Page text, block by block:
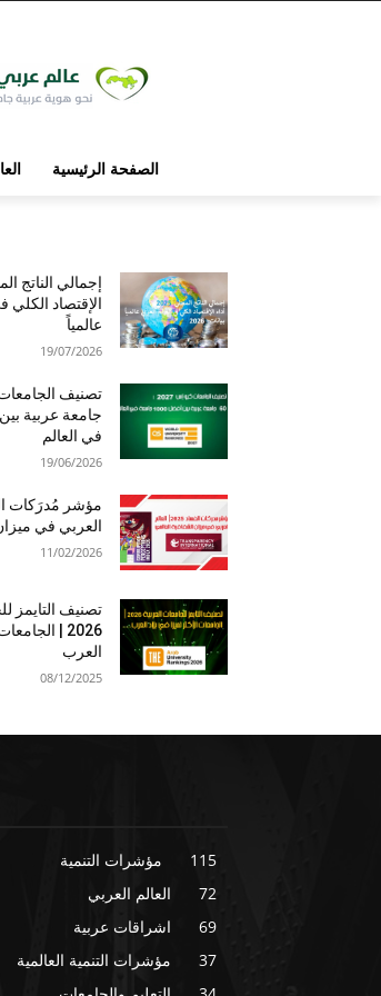
الصفحة الرئيسية
الإقتصاد الكلي
عالمياً
19/07/2026
في العالم
19/06/2026
العربي في
11/02/2026
تصنيف التايمز
2026 |
العرب
08/12/2025
مؤشرات التنمية
115
العالم العربي
72
اشراقات عربية
69
مؤشرات التنمية العالمية
37